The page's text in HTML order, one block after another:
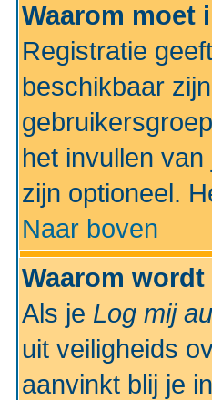
Waarom moet
Registratie
beschikbaar
het invullen
zijn optioneel.
Naar boven
Waarom
Als je Log mij
uit veiligheids
aanvinkt blij je